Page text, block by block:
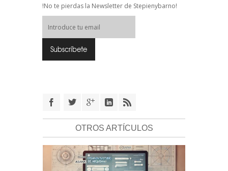
!No te pierdas la Newsletter de Stepienybarno!
OTROS ARTÍCULOS